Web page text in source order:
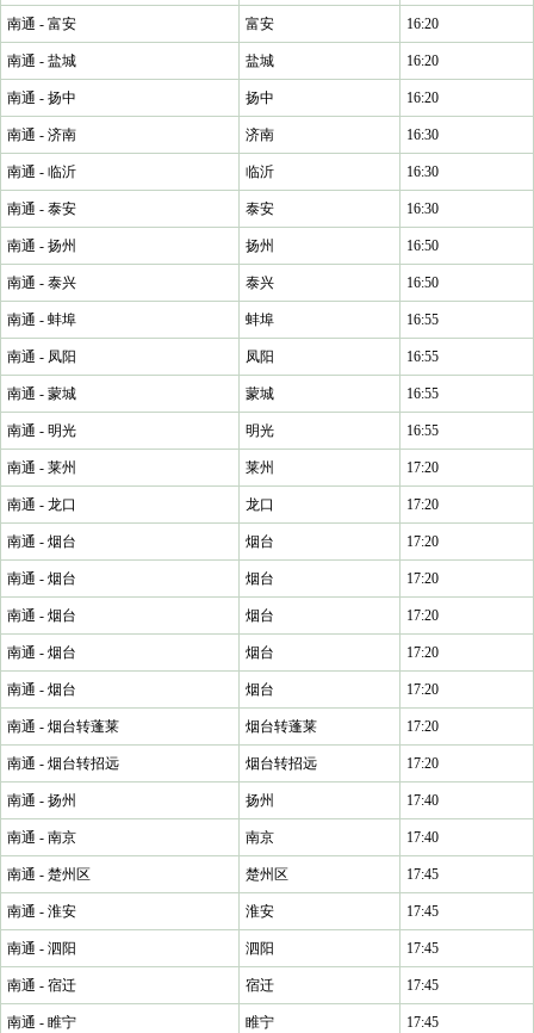
南通 - 富安 富安 16:20
南通 - 盐城 盐城 16:20
南通 - 扬中 扬中 16:20
南通 - 济南 济南 16:30
南通 - 临沂 临沂 16:30
南通 - 泰安 泰安 16:30
南通 - 扬州 扬州 16:50
南通 - 泰兴 泰兴 16:50
南通 - 蚌埠 蚌埠 16:55
南通 - 凤阳 凤阳 16:55
南通 - 蒙城 蒙城 16:55
南通 - 明光 明光 16:55
南通 - 莱州 莱州 17:20
南通 - 龙口 龙口 17:20
南通 - 烟台 烟台 17:20
南通 - 烟台 烟台 17:20
南通 - 烟台 烟台 17:20
南通 - 烟台 烟台 17:20
南通 - 烟台 烟台 17:20
南通 - 烟台转蓬莱 烟台转蓬莱 17:20
南通 - 烟台转招远 烟台转招远 17:20
南通 - 扬州 扬州 17:40
南通 - 南京 南京 17:40
南通 - 楚州区 楚州区 17:45
南通 - 淮安 淮安 17:45
南通 - 泗阳 泗阳 17:45
南通 - 宿迁 宿迁 17:45
南通 - 睢宁 睢宁 17:45